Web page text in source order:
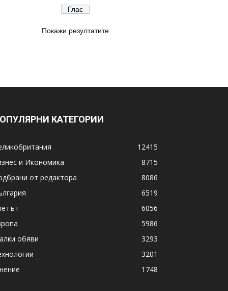
Покажи резултатите
КАТЕГОРИИ
12415
и Икономика
8715
от редактора
8086
6519
6056
5986
обяви
3293
3201
1748